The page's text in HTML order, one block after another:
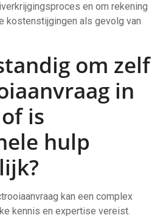
en om rekening
kostenstijgingen als gevolg van
om zelf
in
is
hulp
kan een complex
kennis en expertise vereist.